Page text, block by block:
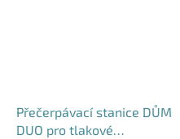
Přečerpávací stanice DŮM
DUO pro tlakové